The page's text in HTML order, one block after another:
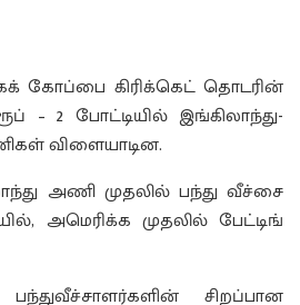
கோப்பை கிரிக்கெட் தொடரின்
– 2 போட்டியில் இங்கிலாந்து-
விளையாடின.
அணி முதலில் பந்து வீச்சை
அமெரிக்க முதலில் பேட்டிங்
சிறப்பான